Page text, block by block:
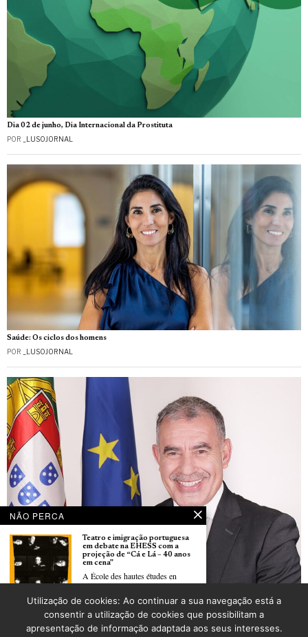
Dia 02 de junho, Dia Internacional da Prostituta
POR _LUSOJORNAL
Saúde: Os ciclos dos homens
POR _LUSOJORNAL
Secretário de Estado das Comunidades Portuguesas, Emídio Sousa, visita a área
consular de Lyon
CARLOS PEREIRA
NÃO PERCA
Teatro e imigração portuguesa
em debate na EHESS com a
projeção de “Cá e Lá – 40 anos
em cena”
A École des hautes études en
Théâtre : 150 représentations
pour «La Fleur au fusil» de
Lionel Cecilio – un cap
Utilização de cookies: Ao continuar a sua navegação está a
consentir a utilização de cookies que possibilitam a
apresentação de informação adaptada aos seus interesses.